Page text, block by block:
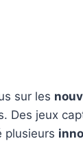
sur les
Des jeux
plusieurs